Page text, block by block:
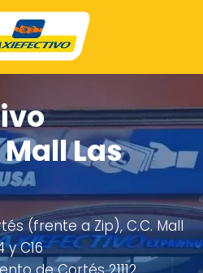
Las
(frente a Zip), C.C. Mall
y C16